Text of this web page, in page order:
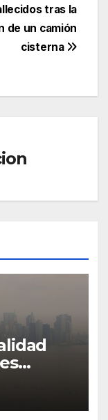
tras la
de un camión
cisterna